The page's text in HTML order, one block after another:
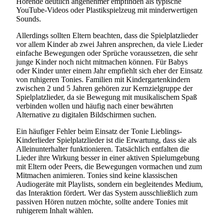
YouTube-Videos oder Plastikspielzeug mit minderwertigen
Sounds.
Allerdings sollten Eltern beachten, dass die Spielplatzlieder
vor allem Kinder ab zwei Jahren ansprechen, da viele Lieder
einfache Bewegungen oder Sprüche voraussetzen, die sehr
junge Kinder noch nicht mitmachen können. Für Babys
oder Kinder unter einem Jahr empfiehlt sich eher der Einsatz
von ruhigeren Tonies. Familien mit Kindergartenkindern
zwischen 2 und 5 Jahren gehören zur Kernzielgruppe der
Spielplatzlieder, da sie Bewegung mit musikalischem Spaß
verbinden wollen und häufig nach einer bewährten
Alternative zu digitalen Bildschirmen suchen.
Ein häufiger Fehler beim Einsatz der Tonie Lieblings-
Kinderlieder Spielplatzlieder ist die Erwartung, dass sie als
Alleinunterhalter funktionieren. Tatsächlich entfalten die
Lieder ihre Wirkung besser in einer aktiven Spielumgebung
mit Eltern oder Peers, die Bewegungen vormachen und zum
Mitmachen animieren. Tonies sind keine klassischen
Audiogeräte mit Playlists, sondern ein begleitendes Medium,
das Interaktion fördert. Wer das System ausschließlich zum
passiven Hören nutzen möchte, sollte andere Tonies mit
ruhigerem Inhalt wählen.